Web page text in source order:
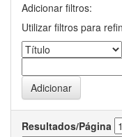
Adicionar filtros:
Utilizar filtros para
Resultados/Página